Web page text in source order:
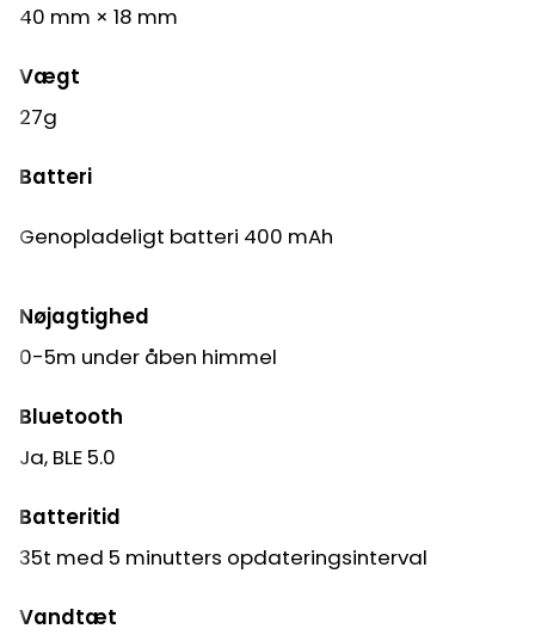
40 mm × 18 mm
Vægt
27g
Batteri
Genopladeligt batteri 400 mAh
Nøjagtighed
0-5m under åben himmel
Bluetooth
Ja, BLE 5.0
Batteritid
35t med 5 minutters opdateringsinterval
Vandtæt